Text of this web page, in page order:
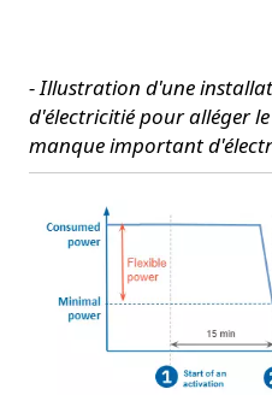
- Illustration d'une
d'électricitié pour alléger
manque important